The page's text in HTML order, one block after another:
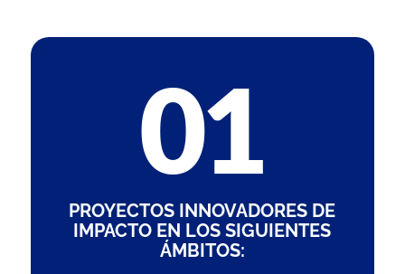
PROYECTOS INNOVADORES DE
IMPACTO EN LOS SIGUIENTES
ÁMBITOS: